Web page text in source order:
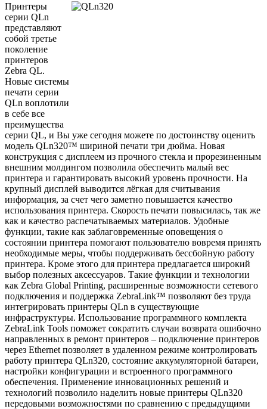
Принтеры
серии QLn
представляют
собой третье
поколение
принтеров
Zebra QL.
Новые системы
печати серии
QLn воплотили
в себе все
преимущества
серии QL, и Вы уже сегодня можете по достоинству оценить
модель QLn320™ шириной печати три дюйма. Новая
конструкция с дисплеем из прочного стекла и прорезиненным
внешним молдингом позволила обеспечить малый вес
принтера и гарантировать высокий уровень прочности. На
крупный дисплей выводится лёгкая для считывания
информация, за счет чего заметно повышается качество
использования принтера. Скорость печати повысилась, так же
как и качество распечатываемых материалов. Удобные
функции, такие как заблаговременные оповещения о
состоянии принтера помогают пользователю вовремя принять
необходимые меры, чтобы поддерживать бессбойную работу
принтера. Кроме этого для принтера предлагается широкий
выбор полезных аксессуаров. Такие функции и технологии
как Zebra Global Printing, расширенные возможности сетевого
подключения и поддержка ZebraLink™ позволяют без труда
интегрировать принтеры QLn в существующие
инфраструктуры. Использование программного комплекта
ZebraLink Tools поможет сократить случаи возврата ошибочно
направленных в ремонт принтеров – подключение принтеров
через Ethernet позволяет в удаленном режиме контролировать
работу принтера QLn320, состояние аккумуляторной батареи,
настройки конфигурации и встроенного программного
обеспечения. Применение инновационных решений и
технологий позволило наделить новые принтеры QLn320
передовыми возможностями по сравнению с предыдущими